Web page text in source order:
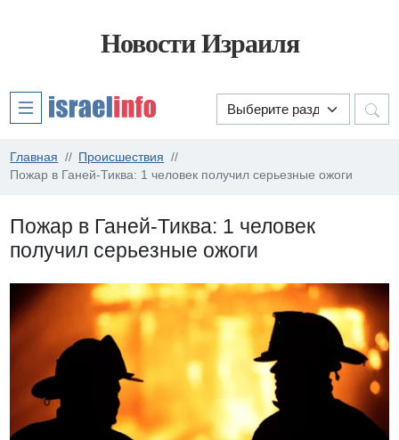
Новости Израиля
Главная
Происшествия
Пожар в Ганей-Тиква: 1 человек получил серьезные ожоги
Пожар в Ганей-Тиква: 1 человек
получил серьезные ожоги